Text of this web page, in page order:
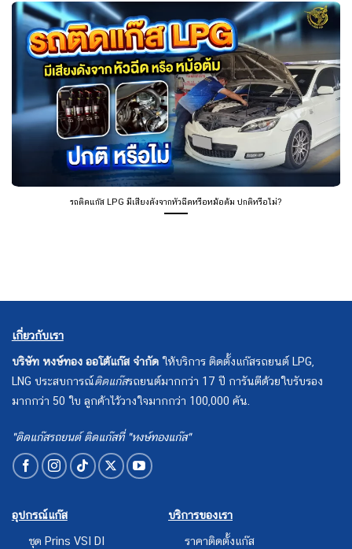
รถติดแก๊ส LPG มีเสียงดังจากหัวฉีดหรือหม้อต้ม ปกติหรือไม่?
เกี่ยวกับเรา
บริษัท หงษ์ทอง ออโต้แก๊ส จำกัด ให้บริการ ติดตั้งแก๊สรถยนต์ LPG,
LNG ประสบการณ์ติดแก๊สรถยนต์มากกว่า 17 ปี การันตีด้วยใบรับรอง
มากกว่า 50 ใบ ลูกค้าไว้วางใจมากกว่า 100,000 คัน.
"ติดแก๊สรถยนต์ ติดแก๊สที่ "หงษ์ทองแก๊ส"
อุปกรณ์แก๊ส
ชุด Prins VSI DI
บริการของเรา
ราคาติดตั้งแก๊ส